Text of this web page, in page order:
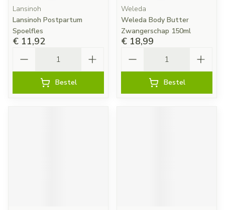
Lansinoh
Lansinoh Postpartum
Spoelfles
€ 11,92
Bestel
Weleda
Weleda Body Butter
Zwangerschap 150ml
€ 18,99
Bestel